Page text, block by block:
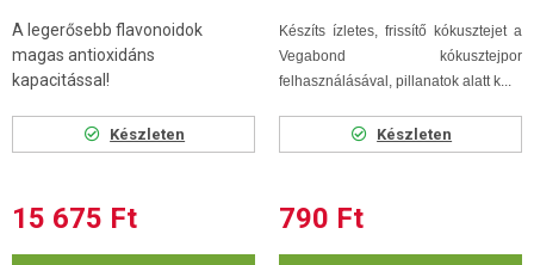
A legerősebb flavonoidok
magas antioxidáns
kapacitással!
Készleten
15 675 Ft
Készíts ízletes, frissítő kókusztejet a
Vegabond kókusztejpor
felhasználásával, pillanatok alatt k...
Készleten
790 Ft